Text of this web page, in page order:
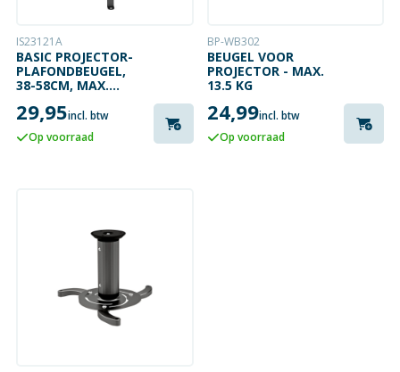
IS23121A
BASIC PROJECTOR-
PLAFONDBEUGEL,
38-58CM, MAX.
29,95incl. btw
Op voorraad
BP-WB302
BEUGEL VOOR
PROJECTOR - MAX.
13.5 KG
24,99incl. btw
Op voorraad